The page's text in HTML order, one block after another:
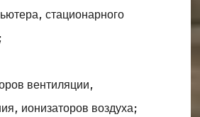
стационарного
вентиляции,
ионизаторов воздуха;